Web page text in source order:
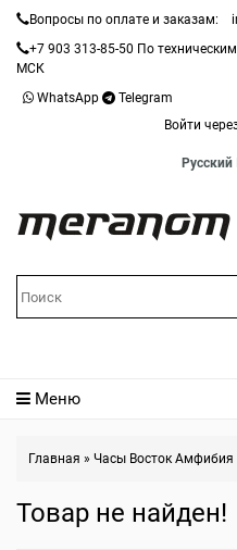
Вопросы по оплате и заказам:
+7 903 313-85-50 По
МСК
WhatsApp
Telegram
Войти
Русский
Меню
Главная » Часы Восток Амфибия
Товар не найден!